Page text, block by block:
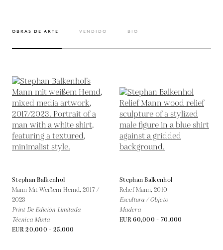
OBRAS DE ARTE VENDIDO BIO
Stephan Balkenhol
Mann Mit Weißem Hemd,2017 /
2023
Print De Edición Limitada
Técnica Mixta
EUR 20,000 - 25,000
Stephan Balkenhol
Relief Mann,2010
Escultura / Objeto
Madera
EUR 60,000 - 70,000